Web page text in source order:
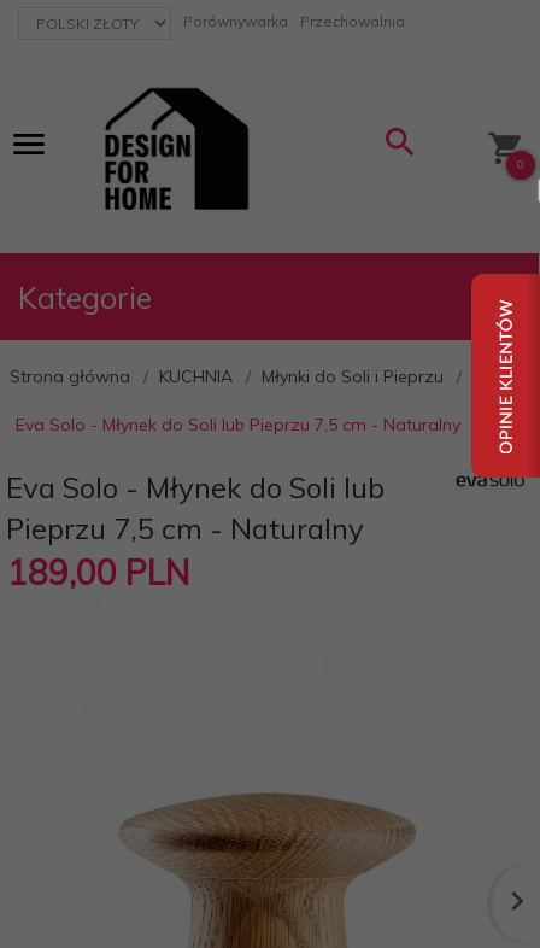
currency_h Porównywarka Przechowalnia
0
Kategorie
Strona główna KUCHNIA Młynki do Soli i Pieprzu
Eva Solo - Młynek do Soli lub Pieprzu 7,5 cm - Naturalny
Eva Solo - Młynek do Soli lub
Pieprzu 7,5 cm - Naturalny
189,00 PLN